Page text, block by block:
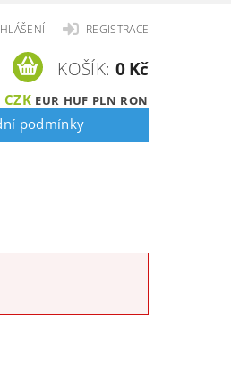
REGISTRACE
CZK EUR HUF PLN RON
KOŠÍK: 0 Kč
podmínky